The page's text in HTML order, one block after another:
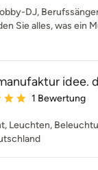
DJ,
Sie alles, was ein
idee.
Bewertung: 5
1 Bewertung
Leuchten,